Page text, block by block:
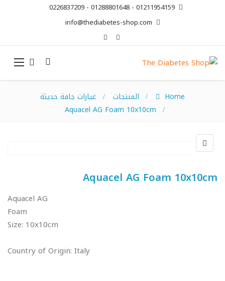
01211954159 - 01288801648 - 0226837209
info@thediabetes-shop.com
Home المنتجات
غيارات جافة حديثة
Aquacel AG Foam 10x10cm
Aquacel AG Foam 10x10cm
Aquacel AG
Foam
Size: 10x10cm
Country of Origin: Italy